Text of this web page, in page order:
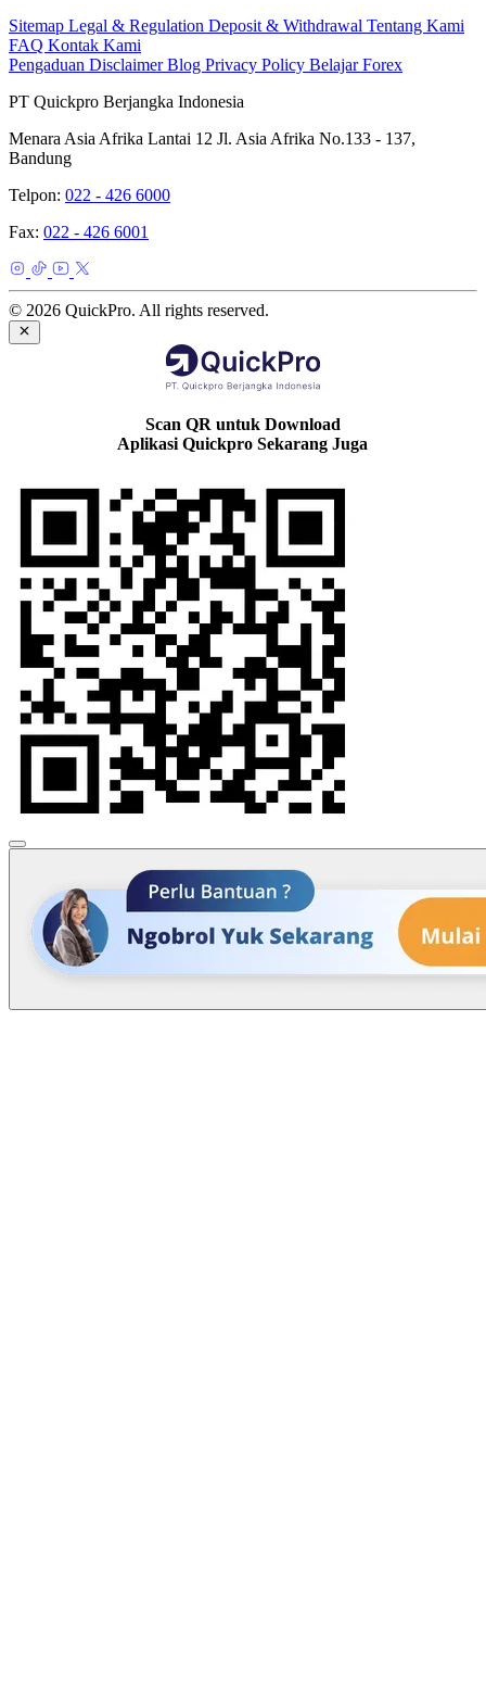
Sitemap Legal & Regulation Deposit & Withdrawal Tentang Kami
FAQ Kontak Kami
Pengaduan DisclaimerBlog Privacy Policy Belajar Forex
PT Quickpro Berjangka Indonesia
Menara Asia Afrika Lantai 12 Jl. Asia Afrika No.133 - 137,
Bandung
Telpon: 022 - 426 6000
Fax: 022 - 426 6001
© 2026 QuickPro. All rights reserved.
Scan QR untuk Download
Aplikasi Quickpro Sekarang Juga